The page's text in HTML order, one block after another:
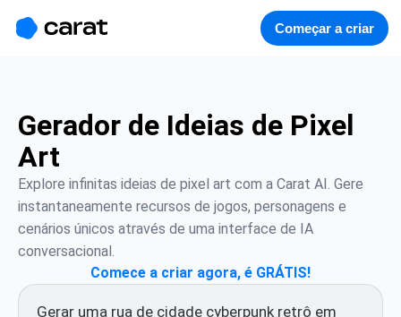
Começar a criar
Gerador de Ideias de Pixel
Art
Explore infinitas ideias de pixel art com a Carat AI. Gere
instantaneamente recursos de jogos, personagens e
cenários únicos através de uma interface de IA
conversacional.
Comece a criar agora, é GRÁTIS!